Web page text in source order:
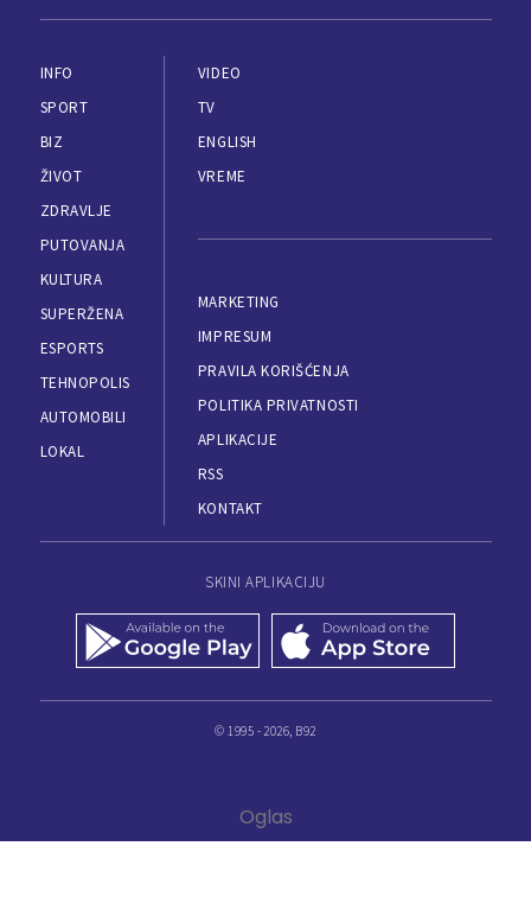
INFO
SPORT
BIZ
ŽIVOT
ZDRAVLJE
PUTOVANJA
KULTURA
SUPERŽENA
ESPORTS
TEHNOPOLIS
AUTOMOBILI
LOKAL
VIDEO
TV
ENGLISH
VREME
MARKETING
IMPRESUM
PRAVILA KORIŠĆENJA
POLITIKA PRIVATNOSTI
APLIKACIJE
RSS
KONTAKT
SKINI APLIKACIJU
© 1995 - 2026, B92